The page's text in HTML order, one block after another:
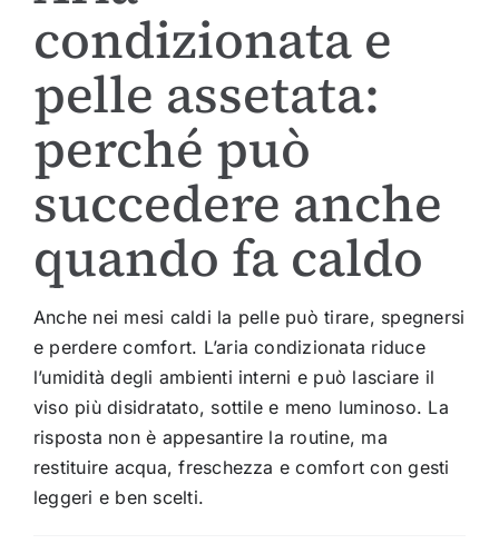
condizionata e
pelle assetata:
perché può
succedere anche
quando fa caldo
Anche nei mesi caldi la pelle può tirare, spegnersi
e perdere comfort. L’aria condizionata riduce
l’umidità degli ambienti interni e può lasciare il
viso più disidratato, sottile e meno luminoso. La
risposta non è appesantire la routine, ma
restituire acqua, freschezza e comfort con gesti
leggeri e ben scelti.